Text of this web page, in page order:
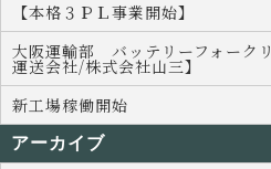
【本格３ＰＬ事業開始】
大阪運輸部 バッテリーフォーク
運送会社/株式会社山三】
新工場稼働開始
アーカイブ